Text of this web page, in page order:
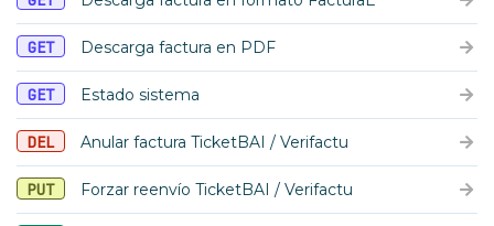
GET Descarga factura en PDF
GET Estado sistema
DEL Anular factura TicketBAI / Verifactu
PUT Forzar reenvío TicketBAI / Verifactu